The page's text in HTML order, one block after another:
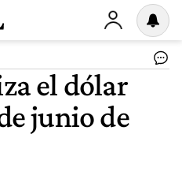
el dólar
junio de